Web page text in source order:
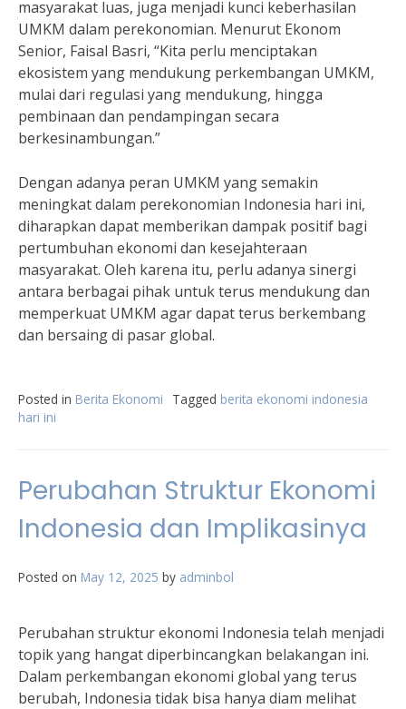
masyarakat luas, juga menjadi kunci keberhasilan
UMKM dalam perekonomian. Menurut Ekonom
Senior, Faisal Basri, “Kita perlu menciptakan
ekosistem yang mendukung perkembangan UMKM,
mulai dari regulasi yang mendukung, hingga
pembinaan dan pendampingan secara
berkesinambungan.”
Dengan adanya peran UMKM yang semakin
meningkat dalam perekonomian Indonesia hari ini,
diharapkan dapat memberikan dampak positif bagi
pertumbuhan ekonomi dan kesejahteraan
masyarakat. Oleh karena itu, perlu adanya sinergi
antara berbagai pihak untuk terus mendukung dan
memperkuat UMKM agar dapat terus berkembang
dan bersaing di pasar global.
Posted in Berita Ekonomi Tagged berita ekonomi indonesia
hari ini
Perubahan Struktur Ekonomi
Indonesia dan Implikasinya
Posted on May 12, 2025 by adminbol
Perubahan struktur ekonomi Indonesia telah menjadi
topik yang hangat diperbincangkan belakangan ini.
Dalam perkembangan ekonomi global yang terus
berubah, Indonesia tidak bisa hanya diam melihat